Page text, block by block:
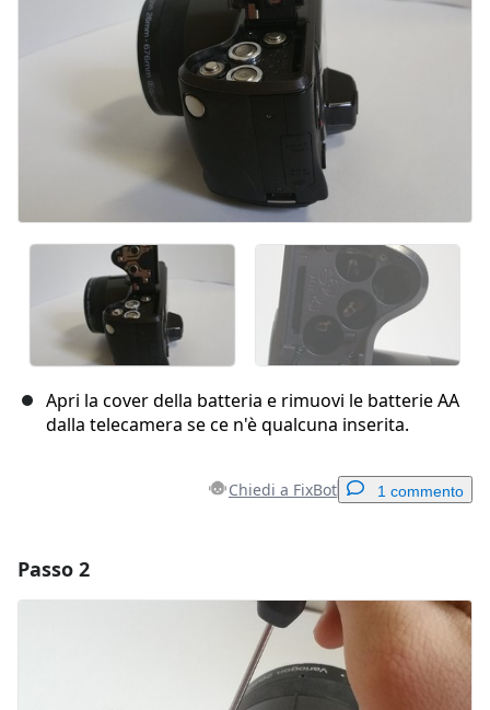
Apri la cover della batteria e rimuovi le batterie AA
dalla telecamera se ce n'è qualcuna inserita.
Chiedi a FixBot 1 commento
Passo 2